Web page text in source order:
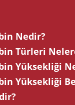
Nedir?
Türleri
Yüksekliği
Yüksekliği